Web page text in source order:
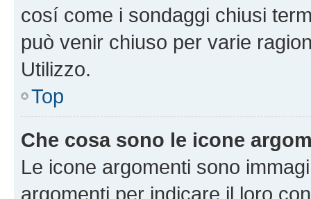
cosí come i sondaggi chiusi
può venir chiuso per varie
Utilizzo.
Top
Che cosa sono le icone
Le icone argomenti sono
argomenti per indicare il loro